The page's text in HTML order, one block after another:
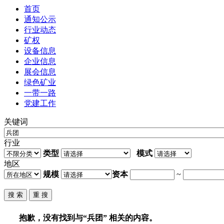
首页
通知公示
行业动态
矿权
设备信息
企业信息
展会信息
绿色矿业
一带一路
党建工作
关键词
行业
类型
模式
地区
规模
资本 ~
抱歉，没有找到与“兵团” 相关的内容。